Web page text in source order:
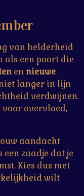
van helderheid
als een poort die
en nieuwe
langer in lijn
verdwijnen.
overvloed,
aandacht
zaadje dat je
Kies dus met
wilt